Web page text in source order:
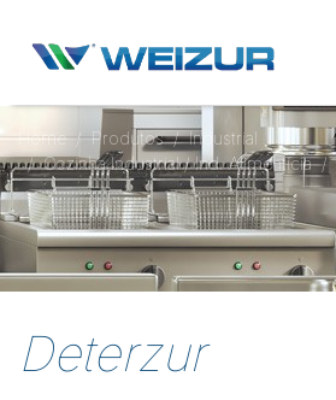
Home Produtos
Industrial
Cozinha Industrial / Ind. Alimentícia
Deterzur